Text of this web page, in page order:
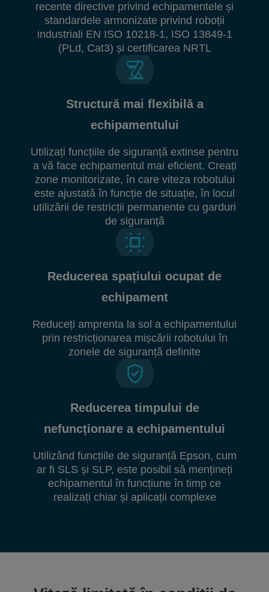
recente directive privind echipamentele și
standardele armonizate privind roboții
industriali EN ISO 10218-1, ISO 13849-1
(PLd, Cat3) și certificarea NRTL
Structură mai flexibilă a
echipamentului
Utilizați funcțiile de siguranță extinse pentru
a vă face echipamentul mai eficient. Creați
zone monitorizate, în care viteza robotului
este ajustată în funcție de situație, în locul
utilizării de restricții permanente cu garduri
de siguranță
Reducerea spațiului ocupat de
echipament
Reduceți amprenta la sol a echipamentului
prin restricționarea mișcării robotului în
zonele de siguranță definite
Reducerea timpului de
nefuncționare a echipamentului
Utilizând funcțiile de siguranță Epson, cum
ar fi SLS și SLP, este posibil să mențineți
echipamentul în funcțiune în timp ce
realizați chiar și aplicații complexe